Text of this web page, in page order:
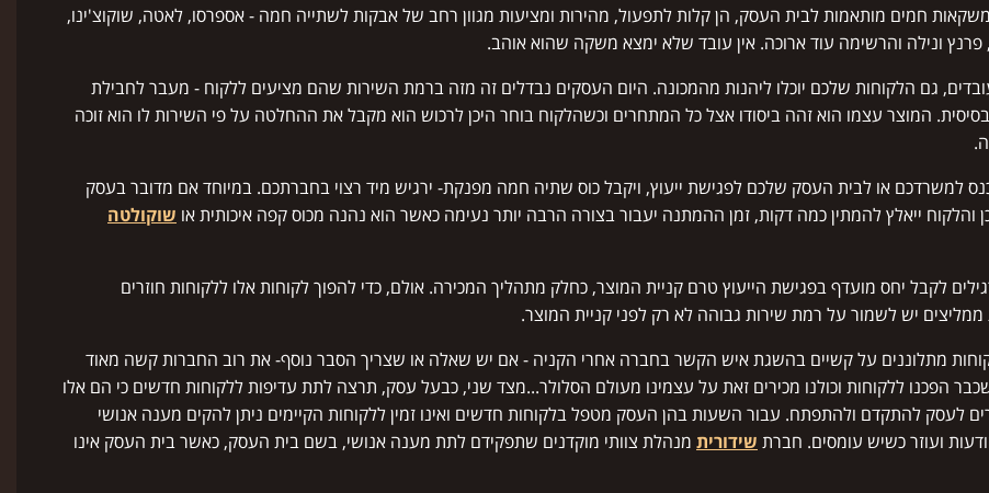
חמים מותאמות לבית העסק, הן קלות לתפעול, מהירות ומציעות מגוון רחב של אבקות לשתייה חמה - אספרסו, לאטה, שוקוצ'ינו,
, פרנץ ונילה והרשימה עוד ארוכה. אין עובד שלא ימצא משקה שהוא אוהב.
גם הלקוחות שלכם יוכלו ליהנות מהמכונה. היום העסקים נבדלים זה מזה ברמת השירות שהם מציעים ללקוח - מעבר לחבילת
המוצר עצמו הוא זהה ביסודו אצל כל המתחרים וכשהלקוח בוחר היכן לרכוש הוא מקבל את ההחלטה על פי השירות לו הוא זוכה
למשרדכם או לבית העסק שלכם לפגישת ייעוץ, ויקבל כוס שתיה חמה מפנקת- ירגיש מיד רצוי בחברתכם. במיוחד אם מדובר בעסק
והלקוח ייאלץ להמתין כמה דקות, זמן ההמתנה יעבור בצורה הרבה יותר נעימה כאשר הוא נהנה מכוס קפה איכותית או שוקולטה
לקבל יחס מועדף בפגישת הייעוץ טרם קניית המוצר, כחלק מתהליך המכירה. אולם, כדי להפוך לקוחות אלו ללקוחות חוזרים
ממליצים יש לשמור על רמת שירות גבוהה לא רק לפני קניית המוצר.
מתלוננים על קשיים בהשגת איש הקשר בחברה אחרי הקניה - אם יש שאלה או שצריך הסבר נוסף- את רוב החברות קשה מאוד
הפכנו ללקוחות וכולנו מכירים זאת על עצמינו מעולם הסלולר...מצד שני, כבעל עסק, תרצה לתת עדיפות ללקוחות חדשים כי הם אלו
לעסק להתקדם ולהתפתח. עבור השעות בהן העסק מטפל בלקוחות חדשים ואינו זמין ללקוחות הקיימים ניתן להקים מענה אנושי
ועוזר כשיש עומסים. חברת שידורית מנהלת צוותי מוקדנים שתפקידם לתת מענה אנושי, בשם בית העסק, כאשר בית העסק אינו